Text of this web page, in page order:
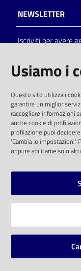
Catalogo
on line
Eventi
Chiedi al
bibliotecario
NEWSLETTER
Iscriviti per avere
solo alle
comunitaria 2003/
SOCIAL
Vai alla pagina
Mappa del sito
Usiamo i
Questo sito utilizza i
garantire un miglior
raccogliere informazioni
anche cookie di
profilazione puoi
'Cambia le impostazioni'.
oppure abilitarne solo